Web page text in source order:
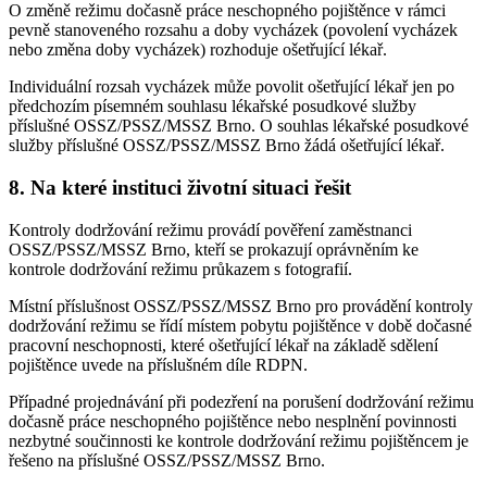
O změně režimu dočasně práce neschopného pojištěnce v rámci
pevně stanoveného rozsahu a doby vycházek (povolení vycházek
nebo změna doby vycházek) rozhoduje ošetřující lékař.
Individuální rozsah vycházek může povolit ošetřující lékař jen po
předchozím písemném souhlasu lékařské posudkové služby
příslušné OSSZ/PSSZ/MSSZ Brno. O souhlas lékařské posudkové
služby příslušné OSSZ/PSSZ/MSSZ Brno žádá ošetřující lékař.
8. Na které instituci životní situaci řešit
Kontroly dodržování režimu provádí pověření zaměstnanci
OSSZ/PSSZ/MSSZ Brno, kteří se prokazují oprávněním ke
kontrole dodržování režimu průkazem s fotografií.
Místní příslušnost OSSZ/PSSZ/MSSZ Brno pro provádění kontroly
dodržování režimu se řídí místem pobytu pojištěnce v době dočasné
pracovní neschopnosti, které ošetřující lékař na základě sdělení
pojištěnce uvede na příslušném díle RDPN.
Případné projednávání při podezření na porušení dodržování režimu
dočasně práce neschopného pojištěnce nebo nesplnění povinnosti
nezbytné součinnosti ke kontrole dodržování režimu pojištěncem je
řešeno na příslušné OSSZ/PSSZ/MSSZ Brno.